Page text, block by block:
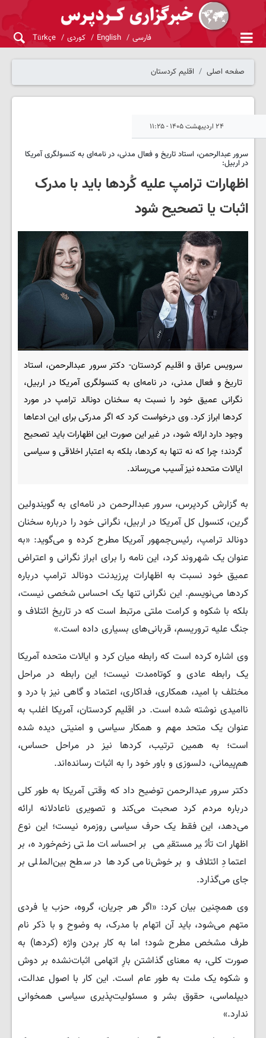
فارسی English کوردی Türkçe
صفحه اصلی اقلیم کردستان
۲۴ اردیبهشت ۱۴۰۵ - ۱۱:۲۵
سرور عبدالرحمن، استاد تاریخ و فعال مدنی، در نامه‌ای به کنسولگری آمریکا
در اربیل:
اظهارات ترامپ علیه کُردها باید با مدرک
اثبات یا تصحیح شود
سرویس عراق و اقلیم کردستان- دکتر سرور عبدالرحمن، استاد
تاریخ و فعال مدنی، در نامه‌ای به کنسولگری آمریکا در اربیل،
نگرانی عمیق خود را نسبت به سخنان دونالد ترامپ در مورد
کردها ابراز کرد. وی درخواست کرد که اگر مدرکی برای این ادعاها
وجود دارد ارائه شود، در غیر این صورت این اظهارات باید تصحیح
گردند؛ چرا که نه تنها به کردها، بلکه به اعتبار اخلاقی و سیاسی
ایالات متحده نیز آسیب می‌رساند.
به گزارش کردپرس، سرور عبدالرحمن در نامه‌ای به گویندولین
گرین، کنسول کل آمریکا در اربیل، نگرانی خود را درباره سخنان
دونالد ترامپ، رئیس‌جمهور آمریکا مطرح کرده و می‌گوید: «به
عنوان یک شهروند کرد، این نامه را برای ابراز نگرانی و اعتراض
عمیق خود نسبت به اظهارات پرزیدنت دونالد ترامپ درباره
کردها می‌نویسم. این نگرانی تنها یک احساس شخصی نیست،
بلکه با شکوه و کرامت ملتی مرتبط است که در تاریخ ائتلاف و
جنگ علیه تروریسم، قربانی‌های بسیاری داده است.»
​وی اشاره کرده است که رابطه میان کرد و ایالات متحده آمریکا
یک رابطه عادی و کوتاه‌مدت نیست؛ این رابطه در مراحل
مختلف با امید، همکاری، فداکاری، اعتماد و گاهی نیز با درد و
ناامیدی نوشته شده است. در اقلیم کردستان، آمریکا اغلب به
عنوان یک متحد مهم و همکار سیاسی و امنیتی دیده شده
است؛ به همین ترتیب، کردها نیز در مراحل حساس،
هم‌پیمانی، دلسوزی و باور خود را به اثبات رسانده‌اند.
​دکتر سرور عبدالرحمن توضیح داد که وقتی آمریکا به طور کلی
درباره مردم کرد صحبت می‌کند و تصویری ناعادلانه ارائه
می‌دهد، این فقط یک حرف سیاسی روزمره نیست؛ این نوع
اظهارات تأثیر مستقیمی بر احساسات ملتی زخم‌خورده، بر
اعتمادِ ائتلاف و بر خوش‌نامی کردها در سطح بین‌المللی بر
جای می‌گذارد.
​وی همچنین بیان کرد: «اگر هر جریان، گروه، حزب یا فردی
متهم می‌شود، باید آن اتهام با مدرک، به وضوح و با ذکر نام
طرف مشخص مطرح شود؛ اما به کار بردن واژه (کردها) به
صورت کلی، به معنای گذاشتن بارِ اتهامی اثبات‌نشده بر دوش
و شکوه یک ملت به طور عام است. این کار با اصول عدالت،
دیپلماسی، حقوق بشر و مسئولیت‌پذیری سیاسی همخوانی
ندارد.»